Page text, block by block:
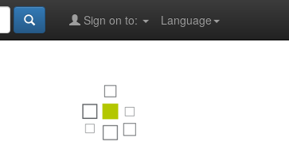
Language
Sign on to: